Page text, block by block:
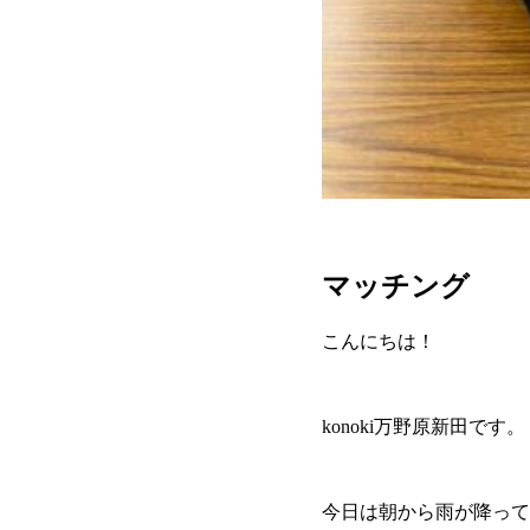
マッチング
こんにちは！
konoki万野原新田です。
今日は朝から雨が降っ